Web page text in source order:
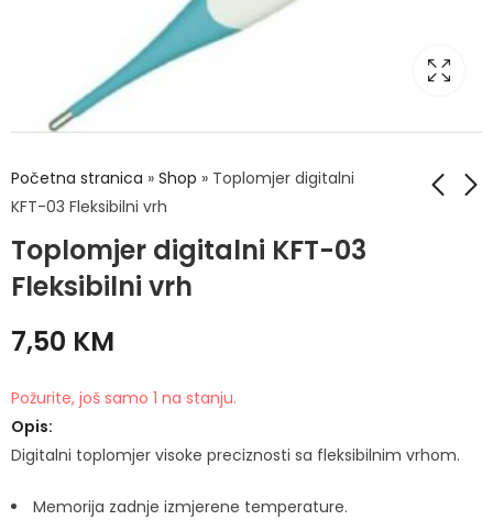
Početna stranica » Shop » Toplomjer digitalni
KFT-03 Fleksibilni vrh
Toplomjer digitalni KFT-03
Fleksibilni vrh
Tigrova mast 30ml
Tyrosur gel 5g
7,50 KM
Požurite, još samo 1 na stanju.
Opis:
Digitalni toplomjer visoke preciznosti sa fleksibilnim vrhom.
Memorija zadnje izmjerene temperature.